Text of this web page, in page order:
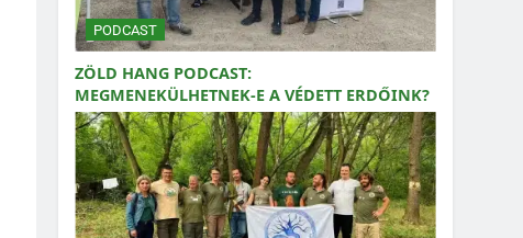
PODCAST
ZÖLD HANG PODCAST:
MEGMENEKÜLHETNEK-E A VÉDETT ERDŐINK?